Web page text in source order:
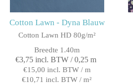
Cotton Lawn - Dyna Blauw
Cotton Lawn HD 80g/m²
Breedte 1.40m
€3,75 incl. BTW / 0,25 m
€15,00 incl. BTW / m
€10,71 incl. BTW / m²